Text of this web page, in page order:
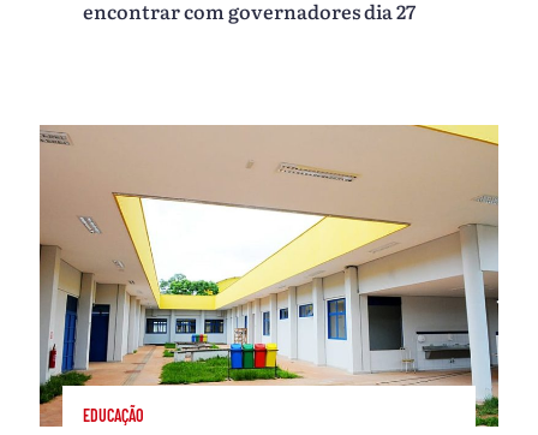
encontrar com governadores dia 27
EDUCAÇÃO